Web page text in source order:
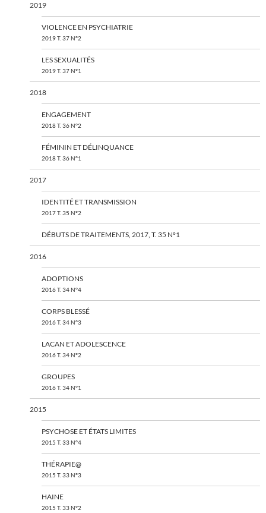
2019
VIOLENCE EN PSYCHIATRIE
2019 T. 37 N°2
LES SEXUALITÉS
2019 T. 37 N°1
2018
ENGAGEMENT
2018 T. 36 N°2
FÉMININ ET DÉLINQUANCE
2018 T. 36 N°1
2017
IDENTITÉ ET TRANSMISSION
2017 T. 35 N°2
DÉBUTS DE TRAITEMENTS, 2017, T. 35 N°1
2016
ADOPTIONS
2016 T. 34 N°4
CORPS BLESSÉ
2016 T. 34 N°3
LACAN ET ADOLESCENCE
2016 T. 34 N°2
GROUPES
2016 T. 34 N°1
2015
PSYCHOSE ET ÉTATS LIMITES
2015 T. 33 N°4
THÉRAPIE@
2015 T. 33 N°3
HAINE
2015 T. 33 N°2